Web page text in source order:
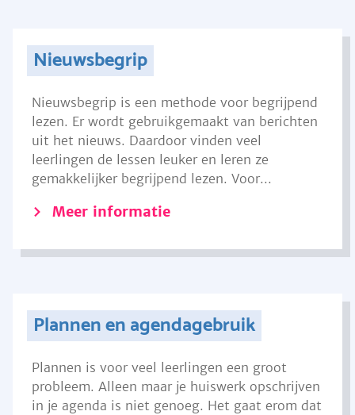
Nieuwsbegrip
Nieuwsbegrip is een methode voor begrijpend
lezen. Er wordt gebruikgemaakt van berichten
uit het nieuws. Daardoor vinden veel
leerlingen de lessen leuker en leren ze
gemakkelijker begrijpend lezen. Voor...
Meer informatie
Plannen en agendagebruik
Plannen is voor veel leerlingen een groot
probleem. Alleen maar je huiswerk opschrijven
in je agenda is niet genoeg. Het gaat erom dat